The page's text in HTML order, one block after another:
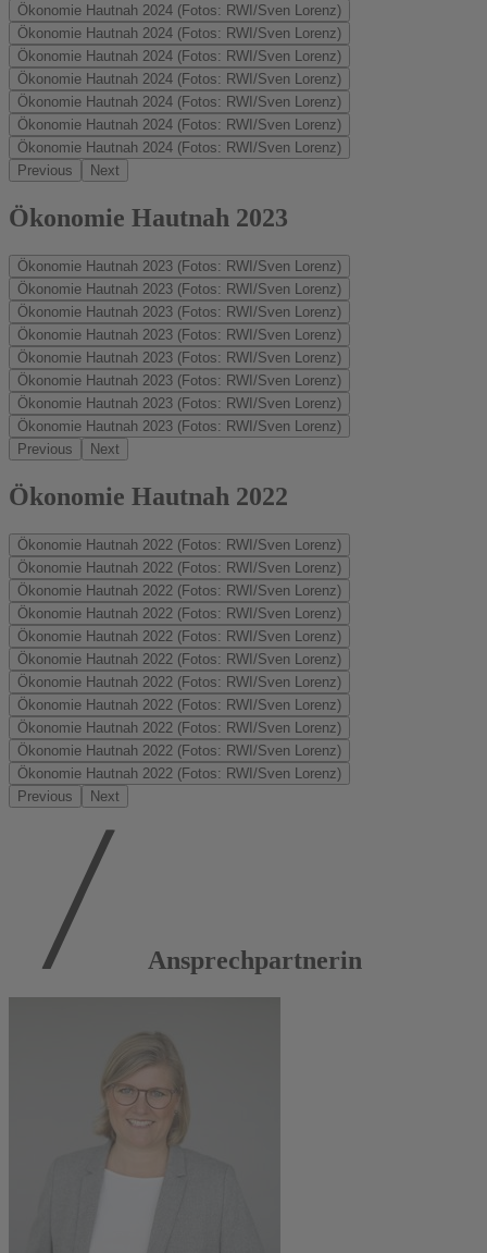
Ökonomie Hautnah 2024 (Fotos: RWI/Sven Lorenz)
Ökonomie Hautnah 2024 (Fotos: RWI/Sven Lorenz)
Ökonomie Hautnah 2024 (Fotos: RWI/Sven Lorenz)
Ökonomie Hautnah 2024 (Fotos: RWI/Sven Lorenz)
Ökonomie Hautnah 2024 (Fotos: RWI/Sven Lorenz)
Ökonomie Hautnah 2024 (Fotos: RWI/Sven Lorenz)
Ökonomie Hautnah 2024 (Fotos: RWI/Sven Lorenz)
Previous
Next
Ökonomie Hautnah 2023
Ökonomie Hautnah 2023 (Fotos: RWI/Sven Lorenz)
Ökonomie Hautnah 2023 (Fotos: RWI/Sven Lorenz)
Ökonomie Hautnah 2023 (Fotos: RWI/Sven Lorenz)
Ökonomie Hautnah 2023 (Fotos: RWI/Sven Lorenz)
Ökonomie Hautnah 2023 (Fotos: RWI/Sven Lorenz)
Ökonomie Hautnah 2023 (Fotos: RWI/Sven Lorenz)
Ökonomie Hautnah 2023 (Fotos: RWI/Sven Lorenz)
Ökonomie Hautnah 2023 (Fotos: RWI/Sven Lorenz)
Previous
Next
Ökonomie Hautnah 2022
Ökonomie Hautnah 2022 (Fotos: RWI/Sven Lorenz)
Ökonomie Hautnah 2022 (Fotos: RWI/Sven Lorenz)
Ökonomie Hautnah 2022 (Fotos: RWI/Sven Lorenz)
Ökonomie Hautnah 2022 (Fotos: RWI/Sven Lorenz)
Ökonomie Hautnah 2022 (Fotos: RWI/Sven Lorenz)
Ökonomie Hautnah 2022 (Fotos: RWI/Sven Lorenz)
Ökonomie Hautnah 2022 (Fotos: RWI/Sven Lorenz)
Ökonomie Hautnah 2022 (Fotos: RWI/Sven Lorenz)
Ökonomie Hautnah 2022 (Fotos: RWI/Sven Lorenz)
Ökonomie Hautnah 2022 (Fotos: RWI/Sven Lorenz)
Ökonomie Hautnah 2022 (Fotos: RWI/Sven Lorenz)
Previous
Next
Ansprechpartnerin